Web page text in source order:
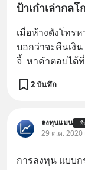
ป้าเก๋าเล่ากล
เมื่อห้างดังโทร
บอกว่าจะคืนเงิน
จี้  หาคำตอบได้ที่
2 บันทึก
ลงทุนแมน ยื
29 ต.ค. 2020
การลงทุน แบบ